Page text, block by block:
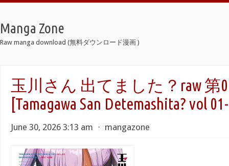
Manga Zone
Raw manga download (無料ダウンロード漫画 )
玉川さん 出てました？raw 第
[Tamagawa San Detemashita? vol
June 30, 2026 3:13 am ⋅ mangazone